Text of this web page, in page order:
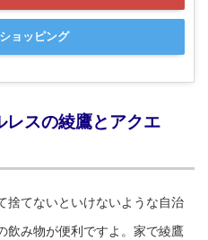
ョッピング
レスの綾鷹とアクエ
捨てないといけないような自治
飲み物が便利ですよ。家で綾鷹